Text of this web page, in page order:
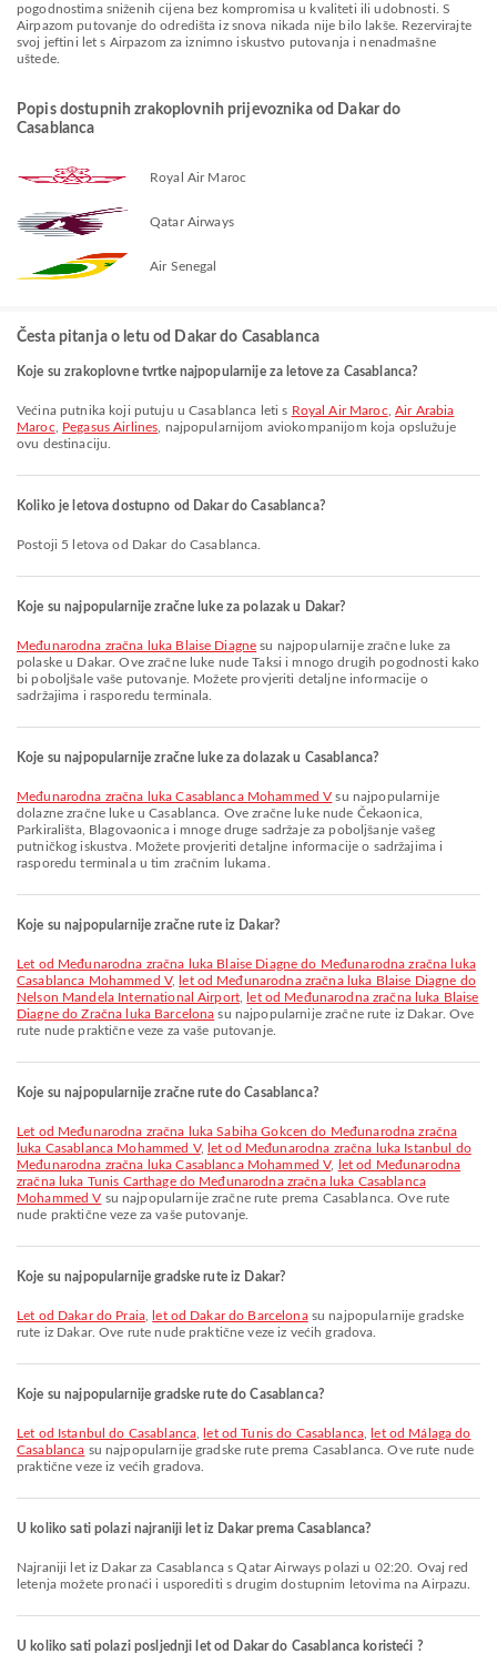
pogodnostima sniženih cijena bez kompromisa u kvaliteti ili udobnosti. S
Airpazom putovanje do odredišta iz snova nikada nije bilo lakše. Rezervirajte
svoj jeftini let s Airpazom za iznimno iskustvo putovanja i nenadmašne
uštede.
Popis dostupnih zrakoplovnih prijevoznika od Dakar do
Casablanca
Royal Air Maroc
Qatar Airways
Air Senegal
Česta pitanja o letu od Dakar do Casablanca
Koje su zrakoplovne tvrtke najpopularnije za letove za Casablanca?
Većina putnika koji putuju u Casablanca leti s Royal Air Maroc Air Arabia
Maroc
Pegasus Airlines , najpopularnijom aviokompanijom koja opslužuje
ovu destinaciju.
Koliko je letova dostupno od Dakar do Casablanca?
Postoji 5 letova od Dakar do Casablanca.
Koje su najpopularnije zračne luke za polazak u Dakar?
Međunarodna zračna luka Blaise Diagne su najpopularnije zračne luke za
polaske u Dakar. Ove zračne luke nude Taksi i mnogo drugih pogodnosti kako
bi poboljšale vaše putovanje. Možete provjeriti detaljne informacije o
sadržajima i rasporedu terminala.
Koje su najpopularnije zračne luke za dolazak u Casablanca?
Međunarodna zračna luka Casablanca Mohammed V su najpopularnije
dolazne zračne luke u Casablanca. Ove zračne luke nude Čekaonica,
Parkirališta, Blagovaonica i mnoge druge sadržaje za poboljšanje vašeg
putničkog iskustva. Možete provjeriti detaljne informacije o sadržajima i
rasporedu terminala u tim zračnim lukama.
Koje su najpopularnije zračne rute iz Dakar?
let od Međunarodna zračna luka Blaise Diagne do Međunarodna zračna luka
Casablanca Mohammed V,
let od Međunarodna zračna luka Blaise Diagne do
Nelson Mandela International Airport
let od Međunarodna zračna luka Blaise
Diagne do Zračna luka Barcelona su najpopularnije zračne rute iz Dakar. Ove
rute nude praktične veze za vaše putovanje.
Koje su najpopularnije zračne rute do Casablanca?
let od Međunarodna zračna luka Sabiha Gokcen do Međunarodna zračna
luka Casablanca Mohammed V,
let od Međunarodna zračna luka Istanbul do
Međunarodna zračna luka Casablanca Mohammed V,
let od Međunarodna
zračna luka Tunis Carthage do Međunarodna zračna luka Casablanca
Mohammed V su najpopularnije zračne rute prema Casablanca. Ove rute
nude praktične veze za vaše putovanje.
Koje su najpopularnije gradske rute iz Dakar?
let od Dakar do Praia, let od Dakar do Barcelonasu najpopularnije gradske
rute iz Dakar. Ove rute nude praktične veze iz većih gradova.
Koje su najpopularnije gradske rute do Casablanca?
let od Istanbul do Casablanca let od Tunis do Casablanca,
let od Málaga do
Casablanca su najpopularnije gradske rute prema Casablanca. Ove rute nude
praktične veze iz većih gradova.
U koliko sati polazi najraniji let iz Dakar prema Casablanca?
Najraniji let iz Dakar za Casablanca s Qatar Airways polazi u 02:20. Ovaj red
letenja možete pronaći i usporediti s drugim dostupnim letovima na Airpazu.
U koliko sati polazi posljednji let od Dakar do Casablanca koristeći ?